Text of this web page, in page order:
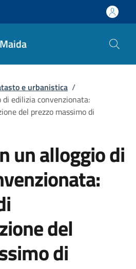
e urbanistica /
edilizia convenzionata:
del prezzo massimo di
un alloggio di
del
di